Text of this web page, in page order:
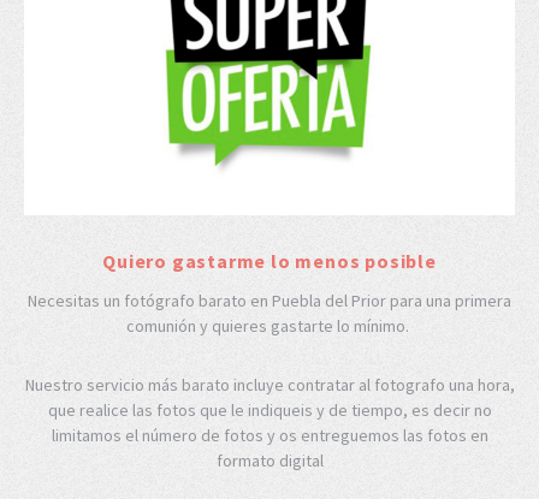
Quiero gastarme lo menos posible
Necesitas un fotógrafo barato en Puebla del Prior para una primera
comunión y quieres gastarte lo mínimo.
Nuestro servicio más barato incluye contratar al fotografo una hora,
que realice las fotos que le indiqueis y de tiempo, es decir no
limitamos el número de fotos y os entreguemos las fotos en
formato digital